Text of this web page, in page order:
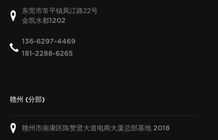
东莞市常平镇凤江路22号
金凯水都1202
136-6297-4469
181-2288-6265
赣州 (分部)
赣州市南康区陈赞贤大道电商大厦总部基地 2018